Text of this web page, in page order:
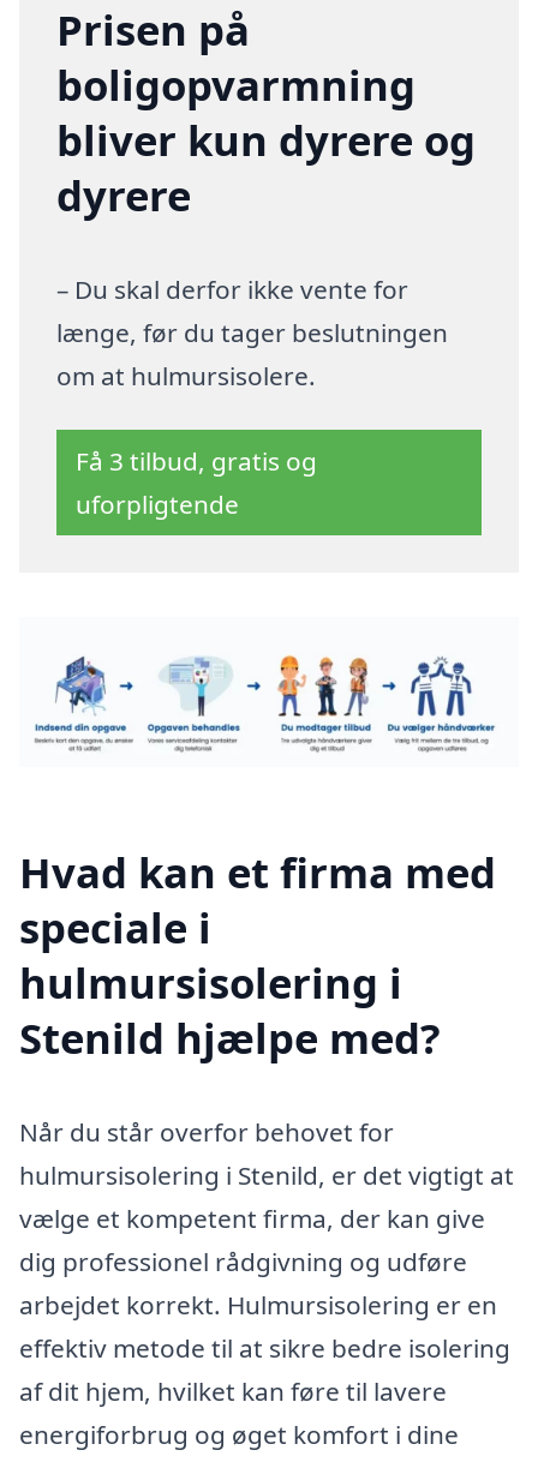
Prisen på
boligopvarmning
bliver kun dyrere og
dyrere
– Du skal derfor ikke vente for
længe, før du tager beslutningen
om at hulmursisolere.
Få 3 tilbud, gratis og
uforpligtende
Hvad kan et firma med
speciale i
hulmursisolering i
Stenild hjælpe med?
Når du står overfor behovet for
hulmursisolering i Stenild, er det vigtigt at
vælge et kompetent firma, der kan give
dig professionel rådgivning og udføre
arbejdet korrekt. Hulmursisolering er en
effektiv metode til at sikre bedre isolering
af dit hjem, hvilket kan føre til lavere
energiforbrug og øget komfort i dine